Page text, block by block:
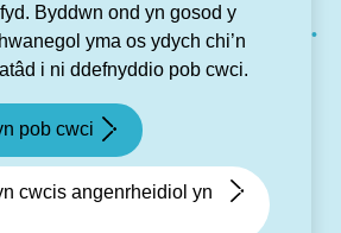
Byddwn ond yn gosod y
yma os ydych chi’n
i ni ddefnyddio pob cwci.
pob cwci
cwcis angenrheidiol yn
Preifatrwydd GDPR
2024.Gwefan gan Connect
yn gymdeithas gofrestredig dan y